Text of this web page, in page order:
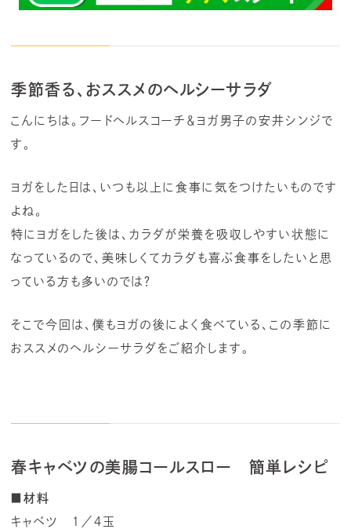
季節香る、おススメのヘルシーサラダ
こんにちは。フードヘルスコーチ＆ヨガ男子の安井シンジで
す。
ヨガをした日は、いつも以上に食事に気をつけたいものです
よね。
特にヨガをした後は、カラダが栄養を吸収しやすい状態に
なっているので、美味しくてカラダも喜ぶ食事をしたいと思
っている方も多いのでは？
そこで今回は、僕もヨガの後によく食べている、この季節に
おススメのヘルシーサラダをご紹介します。
春キャベツの美腸コールスロー 簡単レシピ
■材料
キャベツ １／４玉